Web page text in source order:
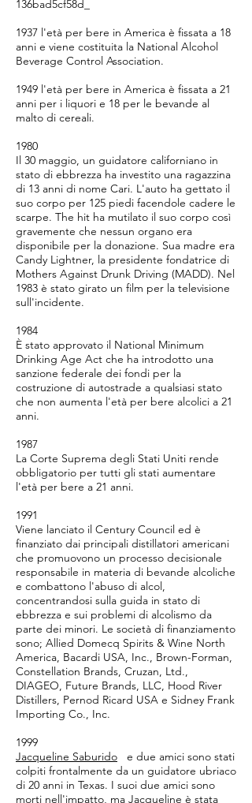
136bad5cf58d_
1937 l'età per bere in America è fissata a 18
anni e viene costituita la National Alcohol
Beverage Control Association.
1949 l'età per bere in America è fissata a 21
anni per i liquori e 18 per le bevande al
malto di cereali.
1980
Il 30 maggio, un guidatore californiano in
stato di ebbrezza ha investito una ragazzina
di 13 anni di nome Cari. L'auto ha gettato il
suo corpo per 125 piedi facendole cadere le
scarpe. The hit ha mutilato il suo corpo così
gravemente che nessun organo era
disponibile per la donazione. Sua madre era
Candy Lightner, la presidente fondatrice di
Mothers Against Drunk Driving (MADD). Nel
1983 è stato girato un film per la televisione
sull'incidente.
1984
È stato approvato il National Minimum
Drinking Age Act che ha introdotto una
sanzione federale dei fondi per la
costruzione di autostrade a qualsiasi stato
che non aumenta l'età per bere alcolici a 21
anni.
1987
La Corte Suprema degli Stati Uniti rende
obbligatorio per tutti gli stati aumentare
l'età per bere a 21 anni.
1991
Viene lanciato il Century Council ed è
finanziato dai principali distillatori americani
che promuovono un processo decisionale
responsabile in materia di bevande alcoliche
e combattono l'abuso di alcol,
concentrandosi sulla guida in stato di
ebbrezza e sui problemi di alcolismo da
parte dei minori. Le società di finanziamento
sono; Allied Domecq Spirits & Wine North
America, Bacardi USA, Inc., Brown-Forman,
Constellation Brands, Cruzan, Ltd.,
DIAGEO, Future Brands, LLC, Hood River
Distillers, Pernod Ricard USA e Sidney Frank
Importing Co., Inc.
1999
Jacqueline Saburido e due amici sono stati
colpiti frontalmente da un guidatore ubriaco
di 20 anni in Texas. I suoi due amici sono
morti nell'impatto, ma Jacqueline è stata